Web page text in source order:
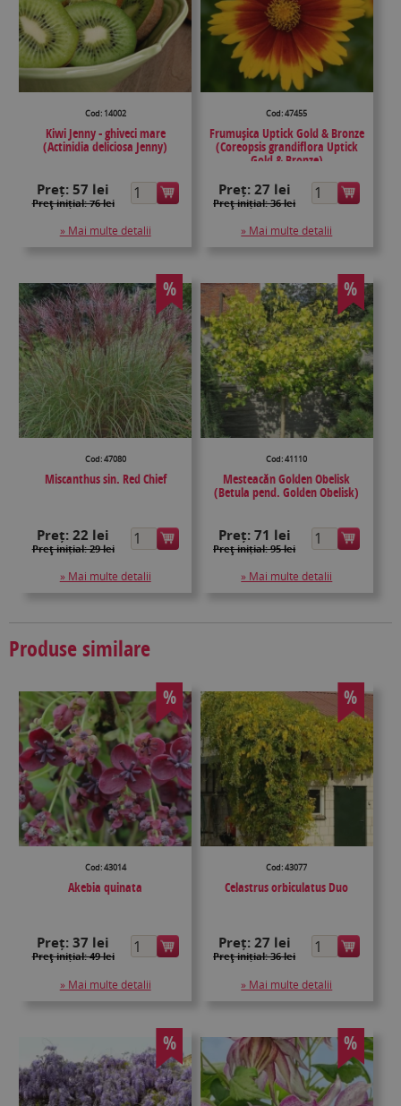
Cod: 14002
Kiwi Jenny - ghiveci mare
(Actinidia deliciosa Jenny)
Preț:57 lei
Preţ inițial: 76 lei
» Mai multe detalii
Cod: 47455
Frumușica Uptick Gold & Bronze
(Coreopsis grandiflora Uptick
Gold & Bronze)
Preț: 27 lei
Preţ inițial: 36 lei
» Mai multe detalii
%
Cod: 47080
Miscanthus sin. Red Chief
Preț:22 lei
Preţ inițial: 29 lei
» Mai multe detalii
%
Cod: 41110
Mesteacăn Golden Obelisk
(Betula pend. Golden Obelisk)
Preț: 71 lei
Preţ inițial: 95 lei
» Mai multe detalii
Produse similare
%
Cod: 43014
Akebia quinata
Preț:37 lei
Preţ inițial: 49 lei
» Mai multe detalii
%
Cod: 43077
Celastrus orbiculatus Duo
Preț: 27 lei
Preţ inițial: 36 lei
» Mai multe detalii
% %